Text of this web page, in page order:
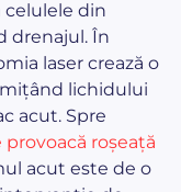
celulele din
drenajul. În
laser crează o
lichidului
acut. Spre
roșeață
acut este de o